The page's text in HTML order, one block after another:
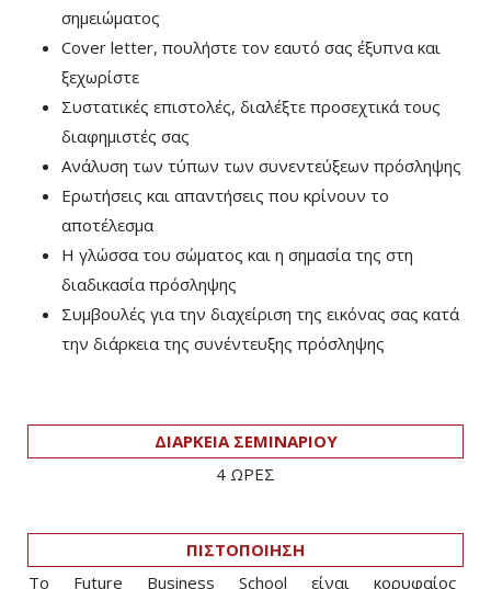
σημειώματος
Cover letter, πουλήστε τον εαυτό σας έξυπνα και
ξεχωρίστε
Συστατικές επιστολές, διαλέξτε προσεχτικά τους
διαφημιστές σας
Ανάλυση των τύπων των συνεντεύξεων πρόσληψης
Ερωτήσεις και απαντήσεις που κρίνουν το
αποτέλεσμα
Η γλώσσα του σώματος και η σημασία της στη
διαδικασία πρόσληψης
Συμβουλές για την διαχείριση της εικόνας σας κατά
την διάρκεια της συνέντευξης πρόσληψης
ΔΙΑΡΚΕΙΑ ΣΕΜΙΝΑΡΙΟΥ
4 ΩΡΕΣ
ΠΙΣΤΟΠΟΙΗΣΗ
Το Future Business School είναι κορυφαίος